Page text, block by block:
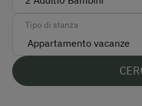
Bonifico bancario
Lingue parlate sul posto
Tipo di stanza